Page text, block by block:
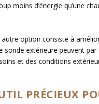
moins d’énergie qu’une
option consiste à
sonde extérieure peuvent
et des conditions
PRÉCIEUX